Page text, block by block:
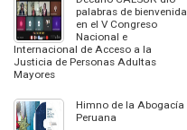
palabras de bienvenida
en el V Congreso
Nacional e
Internacional de Acceso a la
Justicia de Personas Adultas
Mayores
Himno de la Abogacía
Peruana